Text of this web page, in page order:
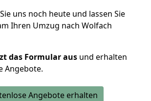
uns noch heute und lassen Sie
Ihren Umzug nach Wolfach
das Formular aus und erhalten
Angebote.
Angebote erhalten